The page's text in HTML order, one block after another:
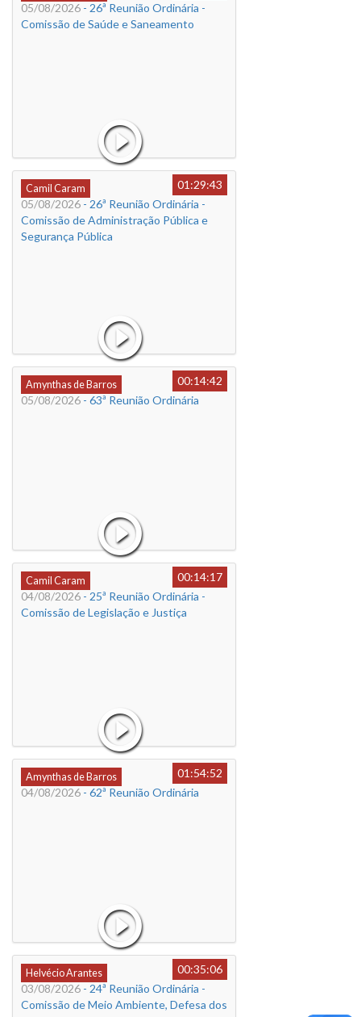
05/08/2026 - 26ª Reunião Ordinária -
Comissão de Saúde e Saneamento
Camil Caram
01:29:43
05/08/2026 - 26ª Reunião Ordinária -
Comissão de Administração Pública e
Segurança Pública
Amynthas de Barros
00:14:42
05/08/2026 - 63ª Reunião Ordinária
Camil Caram
00:14:17
04/08/2026 - 25ª Reunião Ordinária -
Comissão de Legislação e Justiça
Amynthas de Barros
01:54:52
04/08/2026 - 62ª Reunião Ordinária
Helvécio Arantes
00:35:06
03/08/2026 - 24ª Reunião Ordinária -
Comissão de Meio Ambiente, Defesa dos